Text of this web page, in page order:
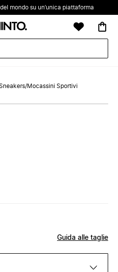
mondo su un’unica piattaforma
/Mocassini Sportivi
Guida alle taglie